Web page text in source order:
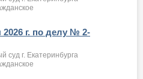
г. по делу № 2-
суд г. Екатеринбурга